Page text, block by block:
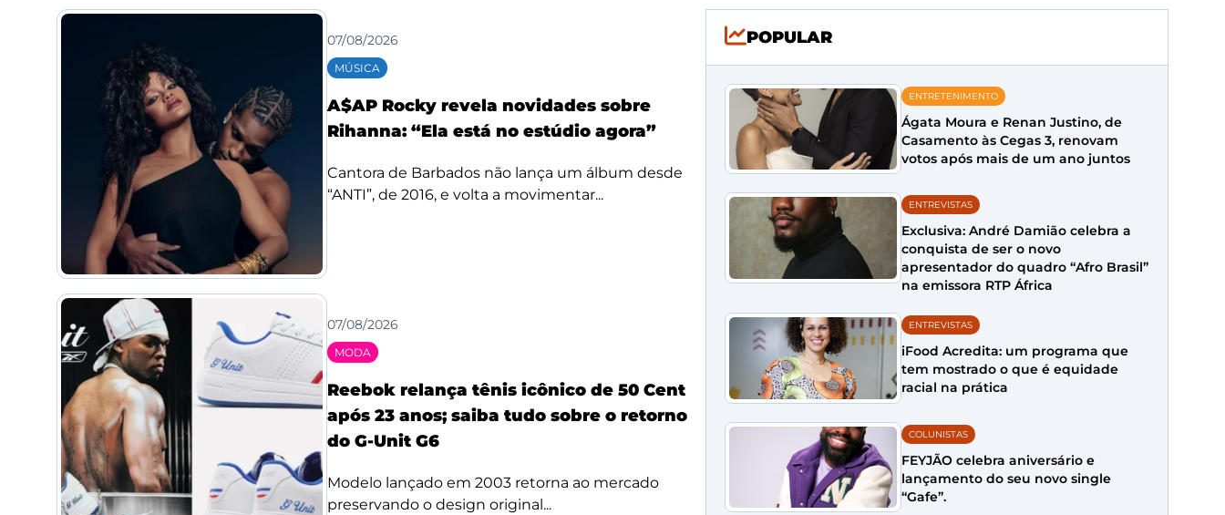
07/08/2026
MÚSICA
A$AP Rocky revela novidades sobre
Rihanna: “Ela está no estúdio agora”
Cantora de Barbados não lança um álbum desde
“ANTI”, de 2016, e volta a movimentar...
07/08/2026
MODA
Reebok relança tênis icônico de 50 Cent
após 23 anos; saiba tudo sobre o retorno
do G-Unit G6
Modelo lançado em 2003 retorna ao mercado
preservando o design original...
POPULAR
ENTRETENIMENTO
Ágata Moura e Renan Justino, de
Casamento às Cegas 3, renovam
votos após mais de um ano juntos
ENTREVISTAS
Exclusiva: André Damião celebra a
conquista de ser o novo
apresentador do quadro “Afro Brasil”
na emissora RTP África
ENTREVISTAS
iFood Acredita: um programa que
tem mostrado o que é equidade
racial na prática
COLUNISTAS
FEYJÃO celebra aniversário e
lançamento do seu novo single
“Gafe”.